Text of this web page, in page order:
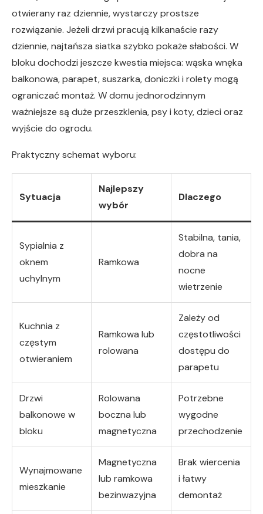
otwierany raz dziennie, wystarczy prostsze
rozwiązanie. Jeżeli drzwi pracują kilkanaście razy
dziennie, najtańsza siatka szybko pokaże słabości. W
bloku dochodzi jeszcze kwestia miejsca: wąska wnęka
balkonowa, parapet, suszarka, doniczki i rolety mogą
ograniczać montaż. W domu jednorodzinnym
ważniejsze są duże przeszklenia, psy i koty, dzieci oraz
wyjście do ogrodu.
Praktyczny schemat wyboru:
Sytuacja
Najlepszy
wybór
Dlaczego
Sypialnia z
oknem
uchylnym
Ramkowa
Stabilna, tania,
dobra na
nocne
wietrzenie
Kuchnia z
częstym
otwieraniem
Ramkowa lub
rolowana
Zależy od
częstotliwości
dostępu do
parapetu
Drzwi
balkonowe w
bloku
Rolowana
boczna lub
magnetyczna
Potrzebne
wygodne
przechodzenie
Wynajmowane
mieszkanie
Magnetyczna
lub ramkowa
bezinwazyjna
Brak wiercenia
i łatwy
demontaż